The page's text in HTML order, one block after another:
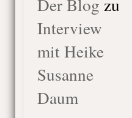
Der Blog zu
Interview
mit Heike
Susanne
Daum